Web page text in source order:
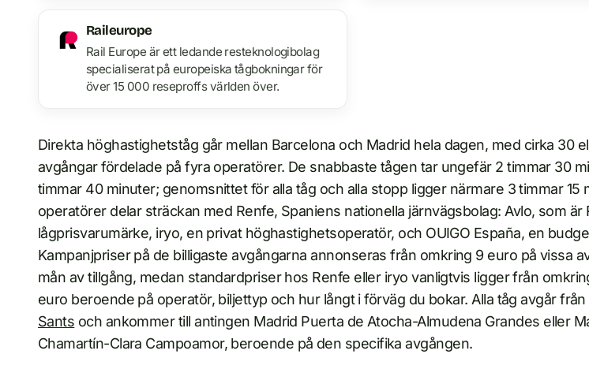
Raileurope
Rail Europe är ett ledande resteknologibolag
specialiserat på europeiska tågbokningar för
över 15 000 reseproffs världen över.
Direkta höghastighetståg går mellan Barcelona och Madrid hela dagen, med cirka 30
avgångar fördelade på fyra operatörer. De snabbaste tågen tar ungefär 2 timmar 30
timmar 40 minuter; genomsnittet för alla tåg och alla stopp ligger närmare 3 timmar 15
operatörer delar sträckan med Renfe, Spaniens nationella järnvägsbolag: Avlo, som är
lågprisvarumärke, iryo, en privat höghastighetsoperatör, och OUIGO España, en
Kampanjpriser på de billigaste avgångarna annonseras från omkring 9 euro på vissa
mån av tillgång, medan standardpriser hos Renfe eller iryo vanligtvis ligger från
euro beroende på operatör, biljettyp och hur långt i förväg du bokar. Alla tåg avgår från
Sants och ankommer till antingen Madrid Puerta de Atocha-Almudena Grandes eller
Chamartín-Clara Campoamor, beroende på den specifika avgången.